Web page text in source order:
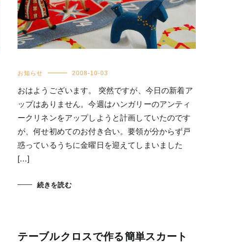
お知らせ 2008-10-03
おはようございます。 突然ですが、今日の新着ア
ップはありません。今週はハンガリーのアンティ
ークリネンをアップしようと計画していたのです
が、何せ初めてのお付き合い。要領が分からず戸
惑っているうちに金曜日を迎えてしまいました
[…]
続きを読む
テーブルクロスで作る簡単スカート